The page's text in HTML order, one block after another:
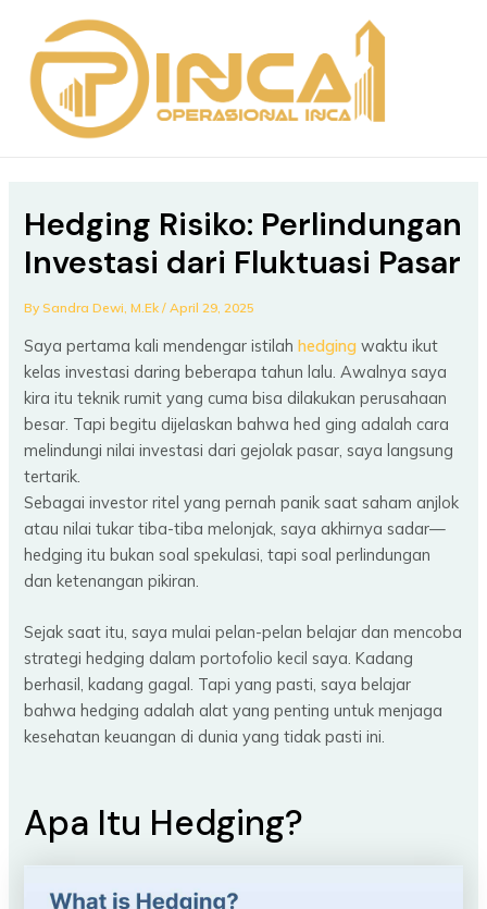
content
Hedging Risiko: Perlindungan
Investasi dari Fluktuasi Pasar
BySandra Dewi, M.Ek/April 29, 2025
Saya pertama kali mendengar istilahhedging waktu ikut
kelas investasi daring beberapa tahun lalu. Awalnya saya
kira itu teknik rumit yang cuma bisa dilakukan perusahaan
besar. Tapi begitu dijelaskan bahwa hed ging adalah cara
melindungi nilai investasi dari gejolak pasar, saya langsung
tertarik.
Sebagai investor ritel yang pernah panik saat saham anjlok
atau nilai tukar tiba-tiba melonjak, saya akhirnya sadar—
hedging itu bukan soal spekulasi, tapi soal perlindungan
dan ketenangan pikiran.
Sejak saat itu, saya mulai pelan-pelan belajar dan mencoba
strategi hedging dalam portofolio kecil saya. Kadang
berhasil, kadang gagal. Tapi yang pasti, saya belajar
bahwa hedging adalah alat yang penting untuk menjaga
kesehatan keuangan di dunia yang tidak pasti ini.
Apa Itu Hedging?
navigation